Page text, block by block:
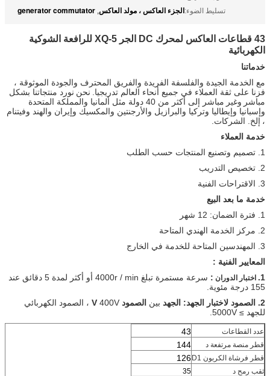
تسليط الضوء:الجزء العاكس ، مولد العاكس,
generator commutator
43 قطاعات العاكس لمحرك DC الجر XQ-5 للرافعة الشوكية
الكهربائية
خدماتنا
مع الخدمة الجيدة والفلسفة الفريدة والفريق المحترف والجودة الموثوقة ،
فزنا على ثقة العملاء في جميع أنحاء العالم تدريجيا. نحن نورد منتجاتنا بشكل
مباشر وغير
مباشر إلى أكثر من 40 دولة مثل ألمانيا والمملكة المتحدة
وإسبانيا وإيطاليا وتركيا والبرازيل والأرجنتين والمكسيك وإيران والهند وفيتنام
، إلخ. الشركات.
خدمة العملاء
1. تصميم وتصنيع المنتجات حسب الطلب
2. تخصيص التدريب
3. الاقتراحات الفنية
خدمة ما بعد البيع
1. فترة الضمان: 12 شهر
2. مركز الخدمة الهندي المتاحة
3. المهندسين المتاحة للخدمة في الخارج
المعايير الفنية :
1. اختبار الدوران :
سرعة مستمرة تبلغ 4000r / min أو أكثر لمدة 5 دقائق عند
155 درجة مئوية.
2. الصمود لاختبار الجهد: الجهد
بين الصمود V
400V ، الصمود الكهربائي
للجهد ≥ 5000V.
عدد القطاعات 43
قطر منصة مرتفعة د 144
قطر فرشاة الكربون D1
126
ثقب رمح د 35